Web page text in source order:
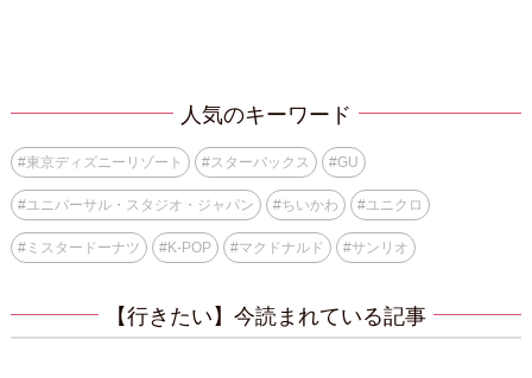
人気のキーワード
#東京ディズニーリゾート #スターバックス #GU
#ユニバーサル・スタジオ・ジャパン #ちいかわ #ユニクロ
#ミスタードーナツ #K-POP #マクドナルド #サンリオ
【行きたい】今読まれている記事